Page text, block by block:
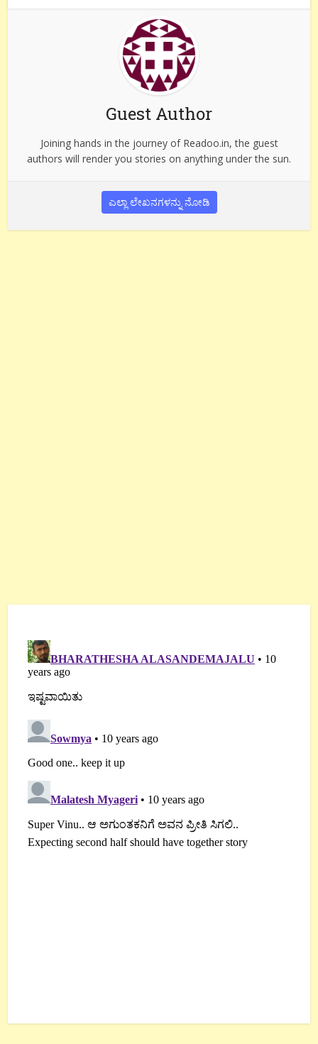
Guest Author
Joining hands in the journey of Readoo.in, the guest
authors will render you stories on anything under the sun.
ಎಲ್ಲಾ ಲೇಖನಗಳನ್ನು ನೋಡಿ